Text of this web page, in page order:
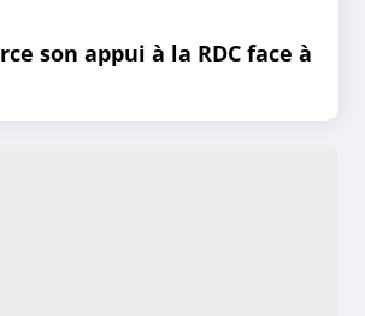
son appui à la RDC face à